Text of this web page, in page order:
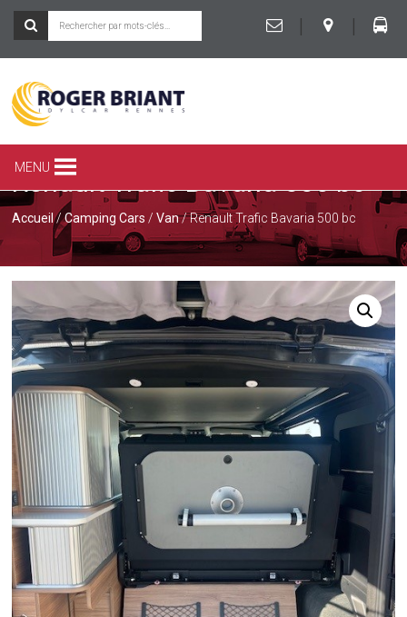
|
|
ROGER
BRIANT
SPÉCIALISTE
CAMPING-
CAR
LA
À
RENNES
MENU
Renault Trafic Bavaria 500 bc
Accueil/Camping Cars /Van/ Renault Trafic Bavaria 500 bc